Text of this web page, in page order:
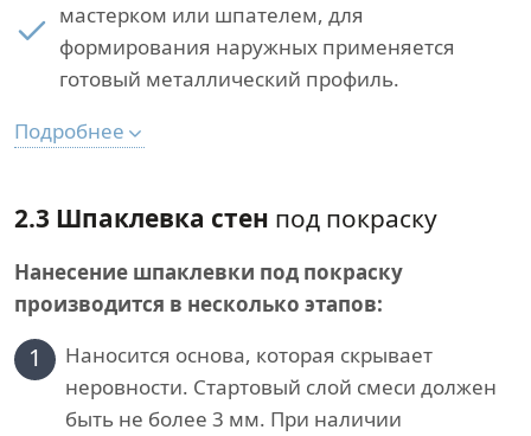
мастерком или шпателем, для
формирования наружных применяется
готовый металлический профиль.
Подробнее
2.3 Шпаклевка стен под покраску
Нанесение шпаклевки под покраску
производится в несколько этапов:
1
Наносится основа, которая скрывает
неровности. Стартовый слой смеси должен
быть не более 3 мм. При наличии